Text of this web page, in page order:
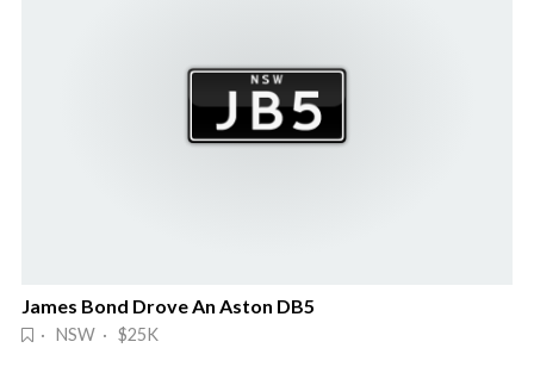
James Bond Drove An Aston DB5
· NSW · $25K